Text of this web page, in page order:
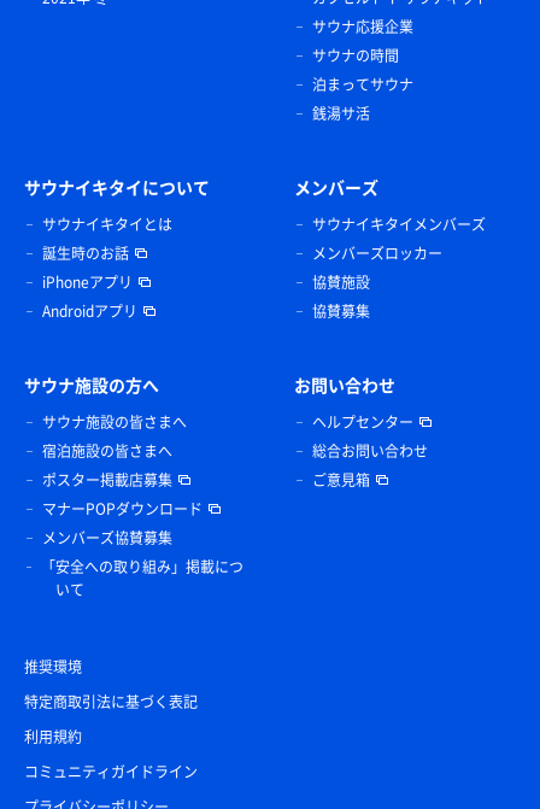
サウナ応援企業
サウナの時間
泊まってサウナ
銭湯サ活
サウナイキタイについて
サウナイキタイとは
誕生時のお話
iPhoneアプリ
Androidアプリ
メンバーズ
サウナイキタイメンバーズ
メンバーズロッカー
協賛施設
協賛募集
サウナ施設の方へ
サウナ施設の皆さまへ
宿泊施設の皆さまへ
ポスター掲載店募集
マナーPOPダウンロード
メンバーズ協賛募集
「安全への取り組み」掲載につ
いて
お問い合わせ
ヘルプセンター
総合お問い合わせ
ご意見箱
推奨環境
特定商取引法に基づく表記
利用規約
コミュニティガイドライン